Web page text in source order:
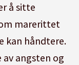
å sitte
marerittet
kan håndtere.
angsten og